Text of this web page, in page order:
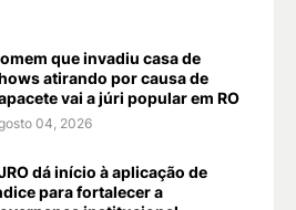
que invadiu casa de
atirando por causa de
vai a júri popular em RO
04, 2026
dá início à aplicação de
para fortalecer a